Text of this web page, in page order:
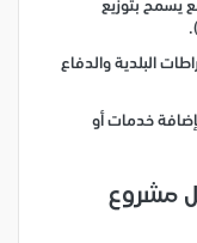
يسمح بتوزيع
البلدية والدفاع
خدمات أو
مشروع